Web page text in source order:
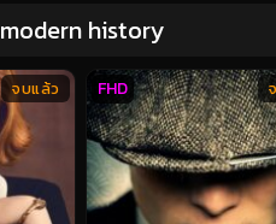
modern history
จบแล้ว FHD